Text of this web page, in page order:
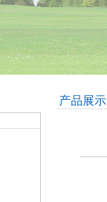
产品展示